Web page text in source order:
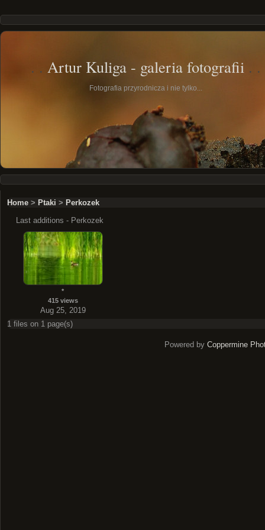
Artur Kuliga - galeria fotografii
Fotografia przyrodnicza i nie tylko...
Home > Ptaki > Perkozek
Last additions - Perkozek
*
415 views
Aug 25, 2019
1 files on 1 page(s)
Powered by Coppermine